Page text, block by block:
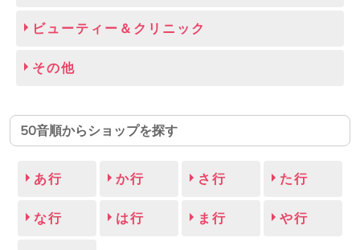
ビューティー＆クリニック
その他
50音順からショップを探す
あ行 か行 さ行 た行
な行 は行 ま行 や行